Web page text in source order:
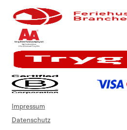
Impressum
Datenschutz